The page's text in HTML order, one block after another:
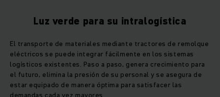
Luz verde para su intralogística
El transporte de materiales mediante tractores de remolque
eléctricos se puede integrar fácilmente en los sistemas
logísticos existentes. Paso a paso, genera crecimiento para
el futuro, elimina la presión de su personal y se asegura de
estar equipado de manera óptima para satisfacer las
demandas cada vez mayores.